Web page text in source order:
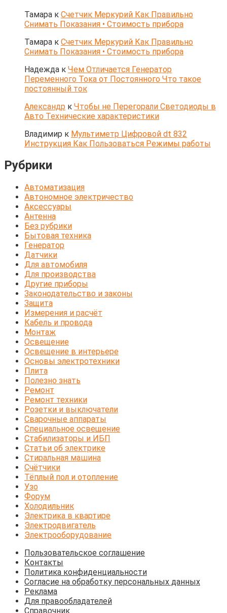
Тамара к Счетчик Меркурий Как Правильно
Снимать Показания • Стоимость прибора
Тамара к Счетчик Меркурий Как Правильно
Снимать Показания • Стоимость прибора
Надежда к Чем Отличается Генератор
Переменного Тока от Постоянного Что такое
постоянный ток
Александр к Чтобы не Перегорали Светодиоды в
Авто Технические характеристики
Владимир к Мультиметр Цифровой dt 832
Инструкция Как Пользоваться Режимы работы
Рубрики
Автоматизация
Автономное электричество
Аксессуары
Антенна
Без рубрики
Бытовая техника
Генератор
Датчики
Для автомобиля
Для производства
Другие приборы
Законодательство и законы
Защита
Измерения и расчёт
Кабель и провода
Монтаж
Освещение
Освещение в интерьере
Основы электротехники
Плита
Полезно знать
Ремонт
Ремонт техники
Розетки и выключатели
Сварочные аппараты
Специальное освещение
Стабилизаторы и ИБП
Статьи об электрике
Стиральная машина
Счётчики
Тёплый пол и отопление
Узо
Форум
Холодильник
Электрика в квартире
Электродвигатель
Электрооборудование
Пользовательское соглашение
Контакты
Политика конфиденциальности
Согласие на обработку персональных данных
Реклама
Для правообладателей
Справочник